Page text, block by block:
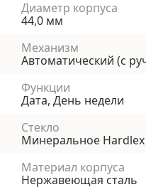
Диаметр корпуса
44,0 мм
Механизм
Автоматический (с
Функции
Дата, День недели
Стекло
Минеральное Hardlex
Материал корпуса
Нержавеющая сталь